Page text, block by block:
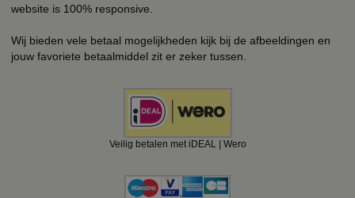
website is 100% responsive.
Wij bieden vele betaal mogelijkheden kijk bij de afbeeldingen en
jouw favoriete betaalmiddel zit er zeker tussen.
Veilig betalen met iDEAL | Wero